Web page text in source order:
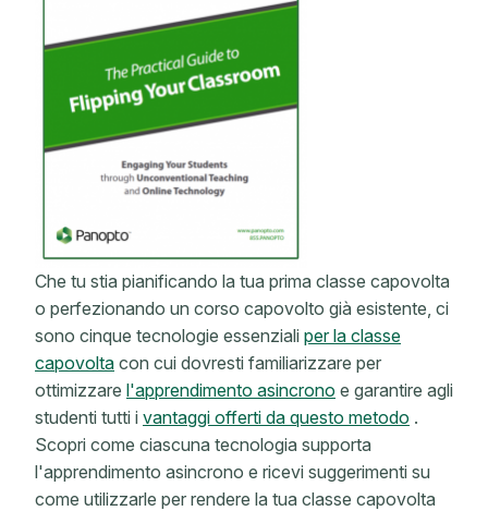
Che tu stia pianificando la tua prima classe capovolta
o perfezionando un corso capovolto già esistente, ci
sono cinque tecnologie essenziali per la classe
capovolta con cui dovresti familiarizzare per
ottimizzare l'apprendimento asincrono e garantire agli
studenti tutti i vantaggi offerti da questo metodo .
Scopri come ciascuna tecnologia supporta
l'apprendimento asincrono e ricevi suggerimenti su
come utilizzarle per rendere la tua classe capovolta